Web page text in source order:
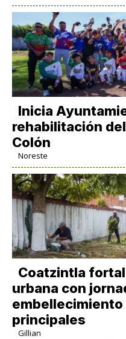
Inicia
rehabilitación
Colón
Noreste
Coatzintla
urbana con
principales
Gillian